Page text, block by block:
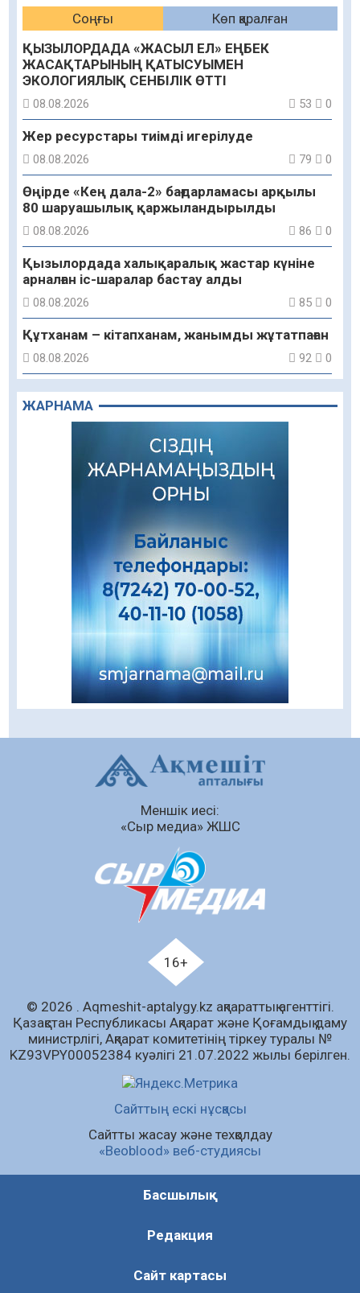
Соңғы
Көп қаралған
ҚЫЗЫЛОРДАДА «ЖАСЫЛ ЕЛ» ЕҢБЕК
ЖАСАҚТАРЫНЫҢ ҚАТЫСУЫМЕН
ЭКОЛОГИЯЛЫҚ СЕНБІЛІК ӨТТІ
08.08.2026 53 0
Жер ресурстары тиімді игерілуде
08.08.2026 79 0
Өңірде «Кең дала-2» бағдарламасы арқылы
80 шаруашылық қаржыландырылды
08.08.2026 86 0
Қызылордада халықаралық жастар күніне
арналған іс-шаралар бастау алды
08.08.2026 85 0
Құтханам – кітапханам, жанымды жұтатпаған
08.08.2026 92 0
Құрылыс қарқыны – қала дамуының айғағы
08.08.2026
Зәулім ғимараттарда туған жерді түлеткен
азаматтардың қолтаңбасы бар
Еңбегі ерлікпен тең мамандық
Даналықтың шырағданы, ой-сананың
шамшырағы
08.08.2026
Кенеге қарсы залалсыздандыру жұмыстары
жүргізілуде
07.08.2026
Сыбайлас жемқорлық
Аумақтан тыс соттылық – сот төрелігінің
ашықтығы мен қолжетімділігін арттыру
«Дауыс беру учаскесін қалай табуға болады?»￼
07.08.2026 70 0
Барлық жаңалық
ЖАРНАМА
Меншік иесі:
«Сыр медиа» ЖШС
16+
© 2026 . Аqmeshit-aptalygy.kz ақпараттық агенттігі.
Қазақстан Республикасы Ақпарат және Қоғамдық даму
министрлігі, Ақпарат комитетінің тіркеу туралы №
KZ93VPY00052384 куәлігі 21.07.2022 жылы берілген.
Сайттың ескі нұсқасы
Сайтты жасау және техқолдау
«Beoblood» веб-студиясы
Басшылық
Редакция
Сайт картасы